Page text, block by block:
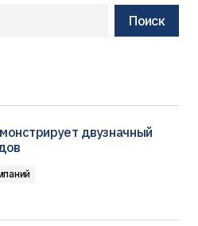
Поиск
двузначный